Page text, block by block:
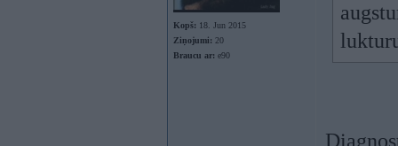
Kopš: 18. Jun 2015
Ziņojumi: 20
Braucu ar: e90